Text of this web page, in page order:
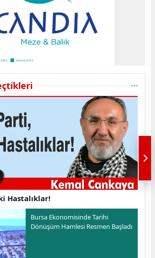
Hastalıklar!
Bursa Ekonomisinde Tarihi
Dönüşüm Hamlesi Resmen Başladı